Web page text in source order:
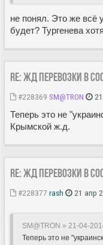
не понял. Это же всё
будет? Тургенева
Re: ЖД перевозки в
#228369 SM@TRON
Теперь это не
Крымской ж.д.
Re: ЖД перевозки в
#228377 rash 21 апр
SM@TRON » 21-04-
Теперь это не